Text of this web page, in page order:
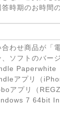
答時期のお時間
わせ商品が「
、ソフトのバー
Paperwhite
アプリ（
アプリ（
7 64bit